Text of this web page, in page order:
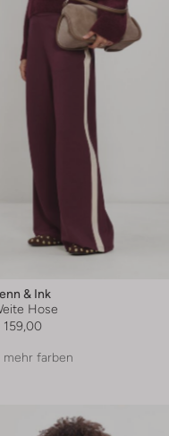
& Ink
Hose
159,00
mehr farben